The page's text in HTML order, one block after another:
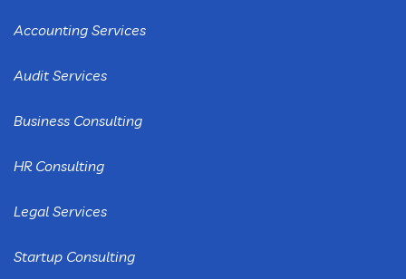
Accounting Services
Audit Services
Business Consulting
HR Consulting
Legal Services
Startup Consulting